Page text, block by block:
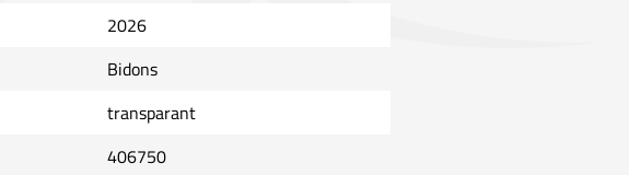
2026
Bidons
transparant
406750